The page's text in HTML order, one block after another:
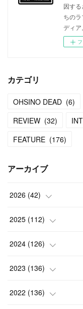
因す
ちの
ディア。
カテゴリ
OHSINO DEAD (6)
REVIEW (32)
FEATURE (176)
アーカイブ
2026 (42)
( 1)
(3)
(5)
( 13)
2025 (112)
(7)
(13)
(15)
2024 (126)
(7)
(13)
2023 (136)
(4)
2022 (136)